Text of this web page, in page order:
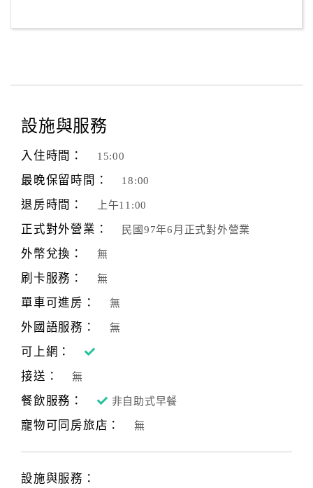
設施與服務
入住時間： 15:00
最晚保留時間： 18:00
退房時間： 上午11:00
正式對外營業： 民國97年6月正式對外營業
外幣兌換： 無
刷卡服務： 無
單車可進房： 無
外國語服務： 無
可上網：
接送：
無
餐飲服務： 非自助式早餐
寵物可同房旅店： 無
設施與服務：